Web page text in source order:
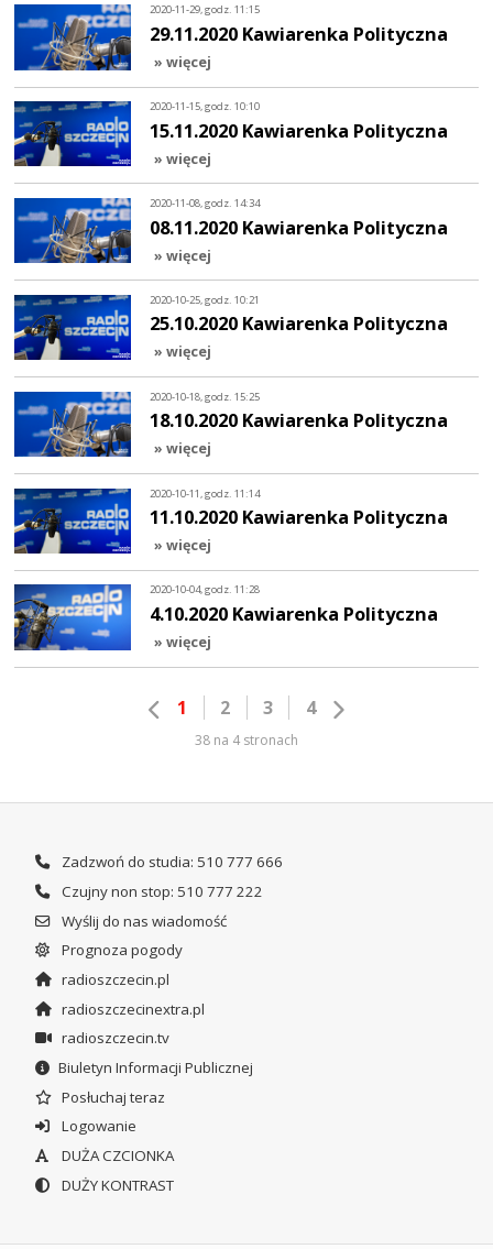
2020-11-29, godz. 11:15
29.11.2020 Kawiarenka Polityczna
» więcej
2020-11-15, godz. 10:10
15.11.2020 Kawiarenka Polityczna
» więcej
2020-11-08, godz. 14:34
08.11.2020 Kawiarenka Polityczna
» więcej
2020-10-25, godz. 10:21
25.10.2020 Kawiarenka Polityczna
» więcej
2020-10-18, godz. 15:25
18.10.2020 Kawiarenka Polityczna
» więcej
2020-10-11, godz. 11:14
11.10.2020 Kawiarenka Polityczna
» więcej
2020-10-04, godz. 11:28
4.10.2020 Kawiarenka Polityczna
» więcej
1 2 3 4
38 na 4 stronach
Zadzwoń do studia: 510 777 666
Czujny non stop: 510 777 222
Wyślij do nas wiadomość
Prognoza pogody
radioszczecin.pl
radioszczecinextra.pl
radioszczecin.tv
Biuletyn Informacji Publicznej
Posłuchaj teraz
Logowanie
DUŻA CZCIONKA
DUŻY KONTRAST